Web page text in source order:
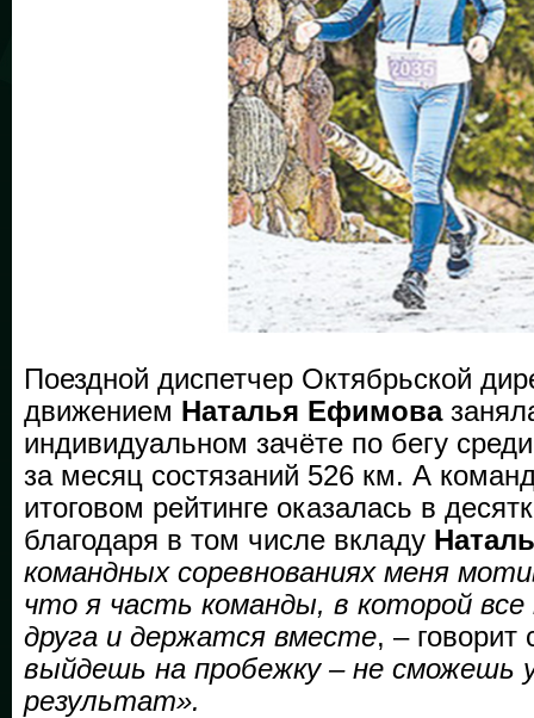
Поездной диспетчер Октябрьской
движением Наталья Ефимова
индивидуальном зачёте по бегу
за месяц состязаний 526 км. А
итоговом рейтинге оказалась в
благодаря в том числе вкладу
командных соревнованиях меня
что я часть команды, в которой
друга и держатся вместе, –
выйдешь на пробежку – не сможешь
результат».